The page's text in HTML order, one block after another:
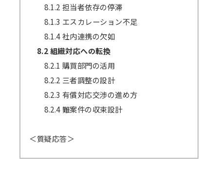
8.1.2 担当者依存の停滞
8.1.3 エスカレーション不足
8.1.4 社内連携の欠如
8.2 組織対応への転換
8.2.1 購買部門の活用
8.2.2 三者調整の設計
8.2.3 有償対応交渉の進め方
8.2.4 難案件の収束設計
＜質疑応答＞